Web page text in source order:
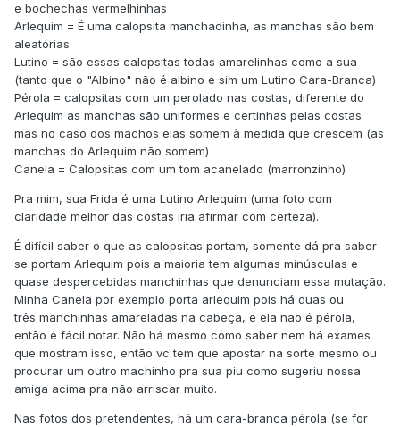
e bochechas vermelhinhas
Arlequim = É uma calopsita manchadinha, as manchas são bem
aleatórias
Lutino = são essas calopsitas todas amarelinhas como a sua
(tanto que o "Albino" não é albino e sim um Lutino Cara-Branca)
Pérola = calopsitas com um perolado nas costas, diferente do
Arlequim as manchas são uniformes e certinhas pelas costas
mas no caso dos machos elas somem à medida que crescem (as
manchas do Arlequim não somem)
Canela = Calopsitas com um tom acanelado (marronzinho)
Pra mim, sua Frida é uma Lutino Arlequim (uma foto com
claridade melhor das costas iria afirmar com certeza).
É difícil saber o que as calopsitas portam, somente dá pra saber
se portam Arlequim pois a maioria tem algumas minúsculas e
quase despercebidas manchinhas que denunciam essa mutação.
Minha Canela por exemplo porta arlequim pois há duas ou
três manchinhas amareladas na cabeça, e ela não é pérola,
então é fácil notar. Não há mesmo como saber nem há exames
que mostram isso, então vc tem que apostar na sorte mesmo ou
procurar um outro machinho pra sua piu como sugeriu nossa
amiga acima pra não arriscar muito.
Nas fotos dos pretendentes, há um cara-branca pérola (se for